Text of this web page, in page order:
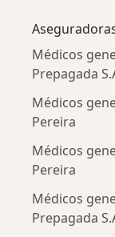
Médicos
Prepagada
Médicos
Pereira
Médicos
Pereira
Médicos
Prepagada